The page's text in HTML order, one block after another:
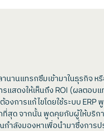
นานแทรกซึมเข้ามาในธุรกิจ
รแสดงให้เห็นถึง ROI (ผลตอบ
การแก้ไขโดยใช้ระบบ
สุด จากนั้น พูดคุยกับผู้ให้บริ
ณกำลังมองหาเพื่อนำมาซึ่งกา